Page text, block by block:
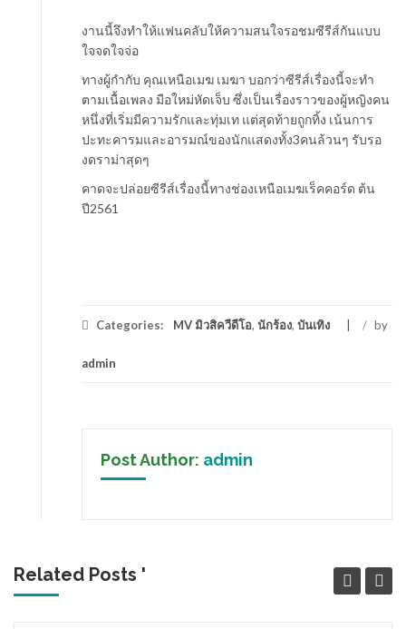
งานนี้จึงทำให้แฟนคลับให้ความสนใจรอชมซีรีส์กันแบบ
ใจจดใจจ่อ
ทางผู้กำกับ คุณเหนือเมฆ เมฆา บอกว่าซีรีส์เรื่องนี้จะทำ
ตามเนื้อเพลง มือใหม่หัดเจ็บ ซึ่งเป็นเรื่องราวของผู้หญิงคน
หนึ่งที่เริ่มมีความรักและทุ่มเท แต่สุดท้ายถูกทิ้ง เน้นการ
ปะทะคารมและอารมณ์ของนักแสดงทั้ง3คนล้วนๆ รับรอ
งดราม่าสุดๆ
คาดจะปล่อยซีรีส์เรื่องนี้ทางช่องเหนือเมฆเร็คคอร์ด ต้น
ปี2561
Categories: MV มิวสิควีดีโอ, นักร้อง, บันเทิง / by
admin
Post Author: admin
Related Posts '